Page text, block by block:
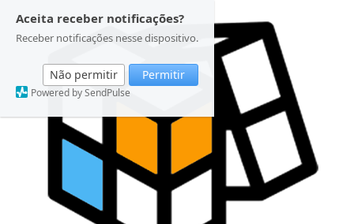
Aceita receber notificações?
Receber notificações nesse dispositivo.
Não permitir Permitir
Powered by SendPulse
Central de Clientes
2º Via